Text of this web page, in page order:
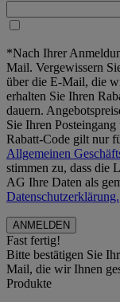
*Nach Ihrer
Mail. Vergewissern
über die E-Mail, die
erhalten Sie Ihren
dauern.
Sie Ihren
Rabatt-Code gilt nur
Allgemeinen
stimmen zu, dass die
AG Ihre Daten als
Datenschutzerklärung.
Fast fertig!
Bitte bestätigen Sie
Mail, die wir Ihnen
Produkte